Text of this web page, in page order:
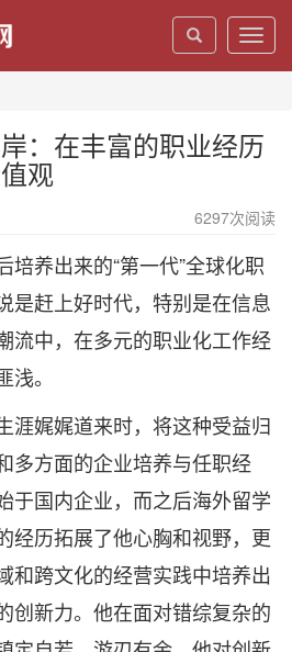
：在丰富的职业经历
观
6297次阅读
培养出来的“第一代”全球化职
是赶上好时代，特别是在信息
流中，在多元的职业化工作经
。
涯娓娓道来时，将这种受益归
多方面的企业培养与任职经
于国内企业，而之后海外留学
经历拓展了他心胸和视野，更
和跨文化的经营实践中培养出
创新力。他在面对错综复杂的